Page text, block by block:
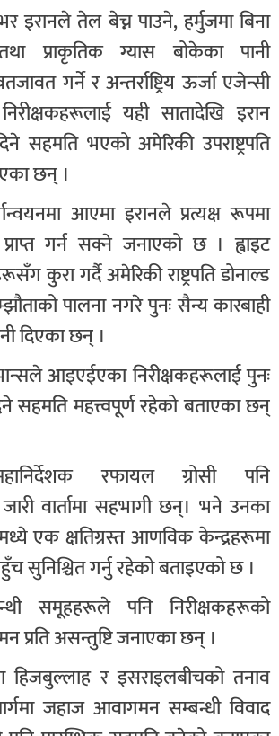
इरानले तेल बेच्न पाउने, हर्मुजमा बिना
प्राकृतिक ग्यास बोकेका पानी
गर्ने र अन्तर्राष्ट्रिय ऊर्जा एजेन्सी
यही सातादेखि इरान
सहमति भएको अमेरिकी उपराष्ट्रपति
छन् ।
आएमा इरानले प्रत्यक्ष रूपमा
गर्न सक्ने जनाएको छ । ह्वाइट
कुरा गर्दै अमेरिकी राष्ट्रपति डोनाल्ड
पालना नगरे पुनः सैन्य कारबाही
दिएका छन् ।
भान्सले आइएईएका निरीक्षकहरूलाई पुनः
सहमति महत्त्वपूर्ण रहेको बताएका छन्
रफायल ग्रोसी पनि
जारी वार्तामा सहभागी छन्। भने उनका
एक क्षतिग्रस्त आणविक केन्द्रहरूमा
सुनिश्चित गर्नु रहेको बताइएको छ ।
समूहहरूले पनि निरीक्षकहरूको
प्रति असन्तुष्टि जनाएका छन् ।
हिजबुल्लाह र इसराइलबीचको तनाव
जहाज आवागमन सम्बन्धी विवाद